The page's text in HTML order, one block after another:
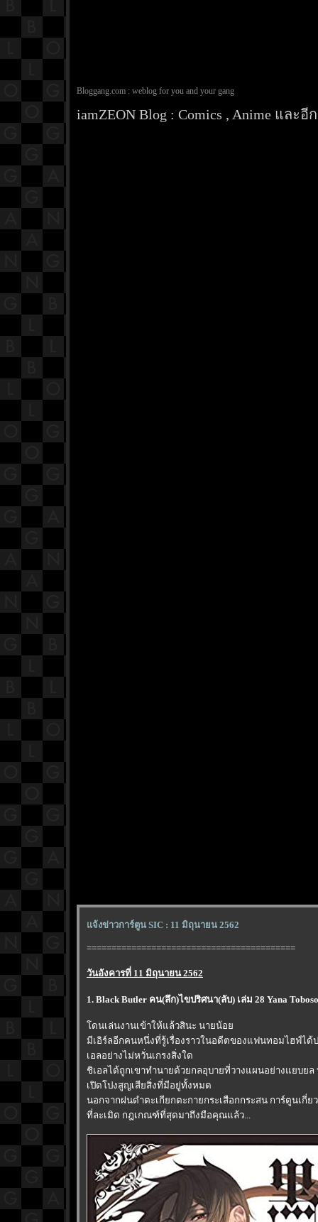
Bloggang.com : weblog for you and your gang
iamZEON Blog : Comics , Anime และอี
จ้งข่าวการ์ตูน SIC : 11 มิถุนายน 2562
==========================================
วันอังคารที่ 11 มิถุนายน 2562
1. Black Butler คน(ลึก)ไขปริศนา(ลับ) เล่ม 28 Yana
ดนเล่นงานเข้าให้แล้วสินะ นายน้อ
มีเอิร์ลอีกคนหนึ่งที่รู้เรื่องราวในอดีตของแฟนทอมไฮฟ์ได้
เอลอย่างไม่หวั่นเกรงสิ่งใด
ชิเอลได้ถูกเขาทำนายด้วยกลอุบายที่วางแผนอย่างแยบย
เปิดโปงสูญเสียสิ่งที่มีอยู่ทั้งหมด
นอกจากฝนดำตะเกียกตะกายกระเสือกกระสน การ์ตูนเกี่
ที่ละเมิด กฎเกณฑ์ที่สุดมาถึงมือคุณแล้ว...